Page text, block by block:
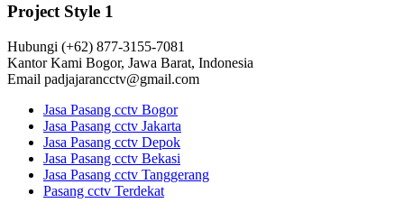
Project Style 1
Hubungi (+62) 877-3155-7081
Kantor Kami Bogor, Jawa Barat, Indonesia
Email padjajarancctv@gmail.com
Jasa Pasang cctv Bogor
Jasa Pasang cctv Jakarta
Jasa Pasang cctv Depok
Jasa Pasang cctv Bekasi
Jasa Pasang cctv Tanggerang
Pasang cctv Terdekat